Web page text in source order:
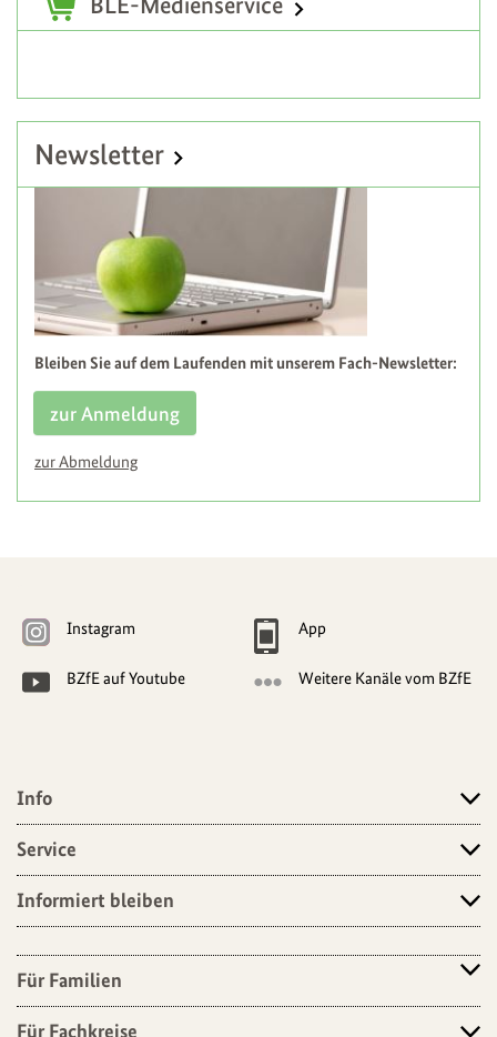
Newsletter
Bleiben Sie auf dem Laufenden mit unserem Fach-Newsletter:
zur Anmeldung
zur Abmeldung
Navigationsmöglichkeiten
Instagram App
BZfE auf Youtube Weitere Kanäle vom BZfE
Angebote
Info
Service
Informiert bleiben
Für Familien
Für Fachkreise